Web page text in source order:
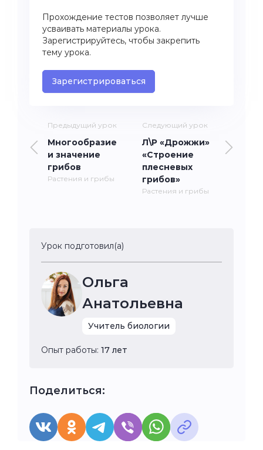
Прохождение тестов позволяет лучше
усваивать материалы урока.
Зарегистрируйтесь, чтобы закрепить
тему урока.
Зарегистрироваться
Предыдущий урок
Многообразие
и значение
грибов
Растения и грибы
Следующий урок
Л\Р «Дрожжи»
«Строение
плесневых
грибов»
Растения и грибы
Урок подготовил(а)
Ольга
Анатольевна
Учитель биологии
Опыт работы: 17 лет
Поделиться: